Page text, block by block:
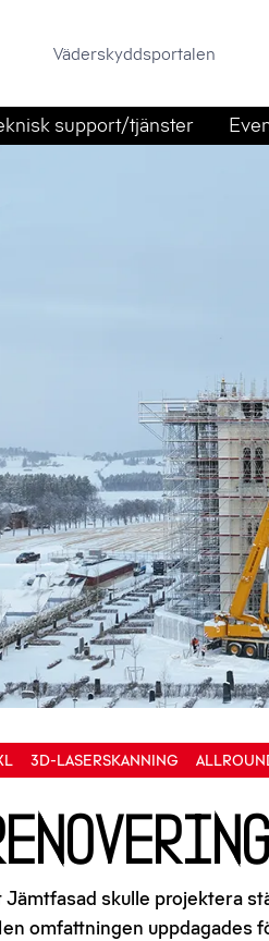
Väderskyddsportalen
support/tjänster
3D-LASERSKANNING
skulle projektera
omfattningen uppdagades